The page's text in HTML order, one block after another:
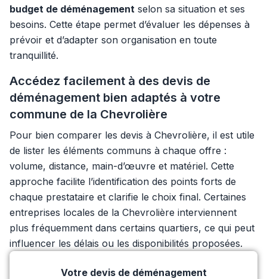
budget de déménagement selon sa situation et ses
besoins. Cette étape permet d’évaluer les dépenses à
prévoir et d’adapter son organisation en toute
tranquillité.
Accédez facilement à des devis de
déménagement bien adaptés à votre
commune de la Chevrolière
Pour bien comparer les devis à Chevrolière, il est utile
de lister les éléments communs à chaque offre :
volume, distance, main-d’œuvre et matériel. Cette
approche facilite l’identification des points forts de
chaque prestataire et clarifie le choix final. Certaines
entreprises locales de la Chevrolière interviennent
plus fréquemment dans certains quartiers, ce qui peut
influencer les délais ou les disponibilités proposées.
Votre devis de déménagement